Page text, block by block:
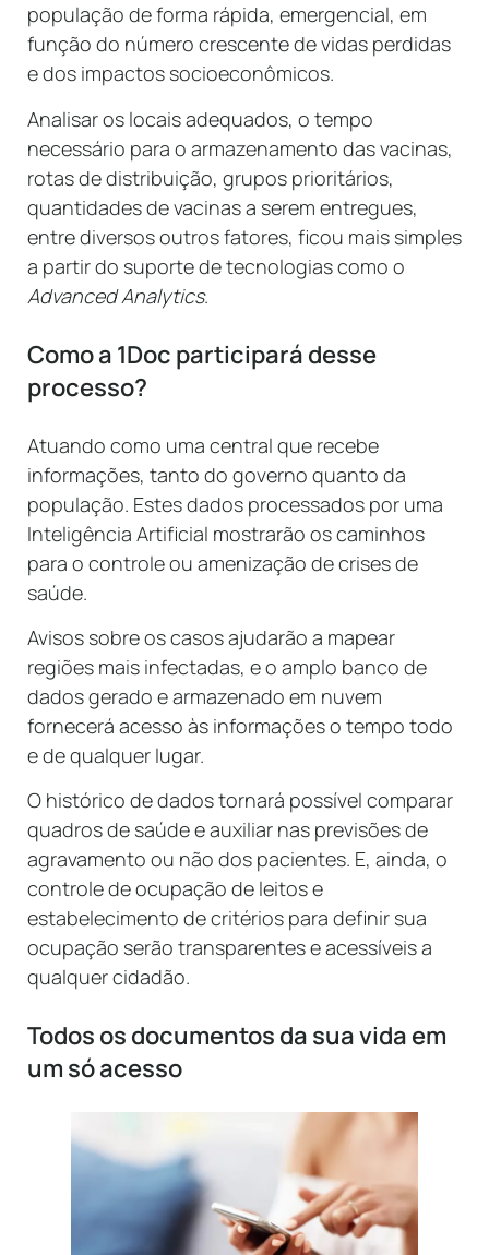
população de forma rápida, emergencial, em
função do número crescente de vidas perdidas
e dos impactos socioeconômicos.
Analisar os locais adequados, o tempo
necessário para o armazenamento das vacinas,
rotas de distribuição, grupos prioritários,
quantidades de vacinas a serem entregues,
entre diversos outros fatores, ficou mais simples
a partir do suporte de tecnologias como o
Advanced Analytics.
Como a 1Doc participará desse
processo?
Atuando como uma central que recebe
informações, tanto do governo quanto da
população. Estes dados processados por uma
Inteligência Artificial mostrarão os caminhos
para o controle ou amenização de crises de
saúde.
Avisos sobre os casos ajudarão a mapear
regiões mais infectadas, e o amplo banco de
dados gerado e armazenado em nuvem
fornecerá acesso às informações o tempo todo
e de qualquer lugar.
O histórico de dados tornará possível comparar
quadros de saúde e auxiliar nas previsões de
agravamento ou não dos pacientes. E, ainda, o
controle de ocupação de leitos e
estabelecimento de critérios para definir sua
ocupação serão transparentes e acessíveis a
qualquer cidadão.
Todos os documentos da sua vida em
um só acesso